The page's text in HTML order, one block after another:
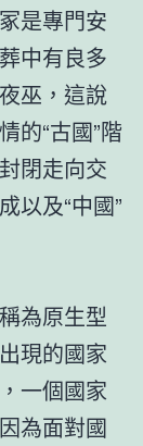
是專門安
中有良多
巫，這說
的“古國”階
閉走向交
以及“中國”
為原生型
現的國家
一個國家
為面對國